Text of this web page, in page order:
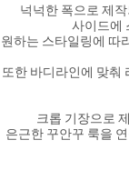
넉넉한 폭으로 제
사이드에
원하는 스타일링에 따
또한 바디라인에 맞춰
크롭 기장으로
은근한 꾸안꾸 룩을